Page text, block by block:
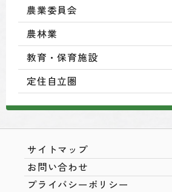
農業委員会
農林業
教育・保育施設
定住自立圏
サイトマップ
お問い合わせ
プライバシーポリシー